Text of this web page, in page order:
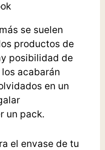
se suelen
productos de
posibilidad de
acabarán
en un
un pack.
el envase de tu